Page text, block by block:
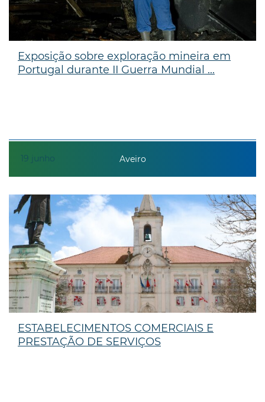
19 junho
Exposição sobre exploração mineira em
Portugal durante II Guerra Mundial ...
Aveiro
ESTABELECIMENTOS COMERCIAIS E
PRESTAÇÃO DE SERVIÇOS